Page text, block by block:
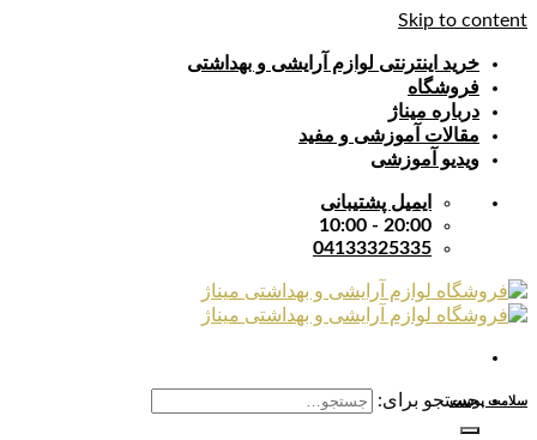
Skip to content
خرید اینترنتی لوازم آرایشی و بهداشتی
فروشگاه
درباره میناژ
مقالات آموزشی و مفید
ویدیو آموزشی
ایمیل پشتیبانی
20:00 - 10:00
04133325335
جستجو برای:سلامت پوست